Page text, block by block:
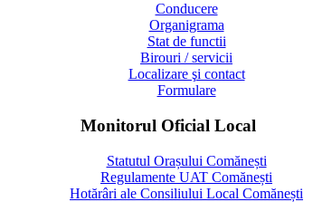
Conducere
Organigrama
Stat de functii
Birouri / servicii
Localizare şi contact
Formulare
Monitorul Oficial Local
Statutul Orașului Comănești
Regulamente UAT Comănești
Hotărâri ale Consiliului Local Comănești